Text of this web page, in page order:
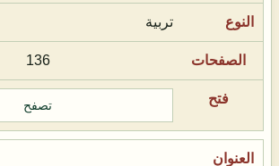
تربية
136
تصفح